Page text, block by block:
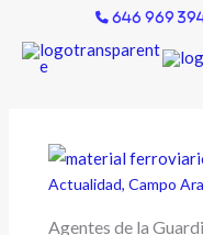
contenido
646 969
Actualidad,Campo
Agentes de la